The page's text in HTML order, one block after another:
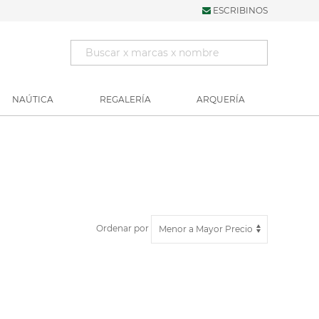
ESCRIBINOS
NAÚTICA REGALERÍA ARQUERÍA
Ordenar por